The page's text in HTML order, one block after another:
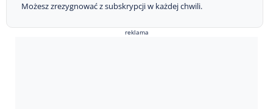
Możesz zrezygnować z subskrypcji w każdej chwili.
reklama